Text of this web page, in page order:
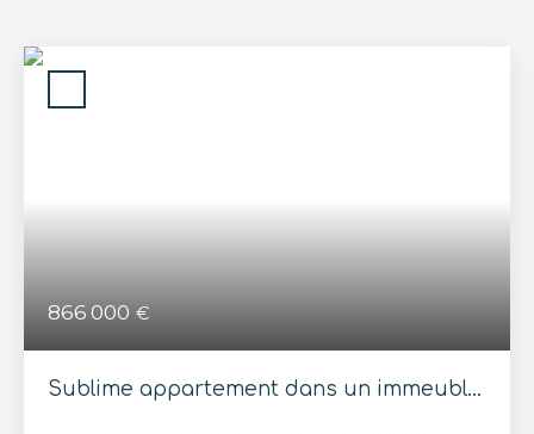
866 000 €
Sublime appartement dans un immeuble